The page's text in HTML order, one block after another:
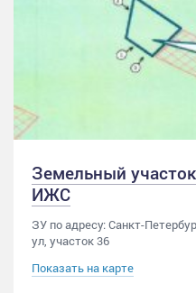
Земельный
ИЖС
ЗУ по адресу: Санкт-
ул, участок 36
Показать на карте